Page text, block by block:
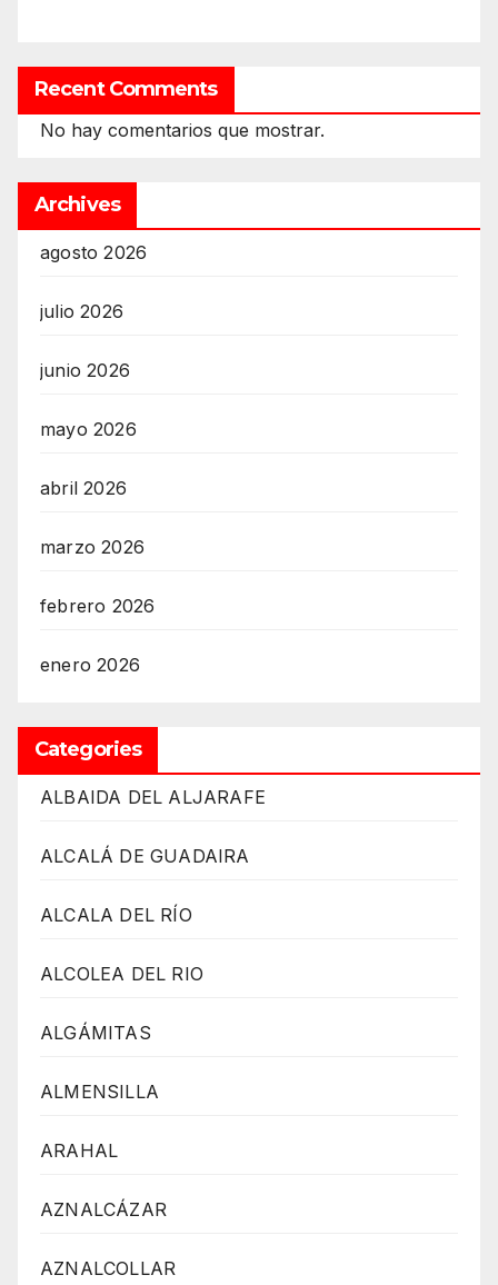
Recent Comments
No hay comentarios que mostrar.
Archives
agosto 2026
julio 2026
junio 2026
mayo 2026
abril 2026
marzo 2026
febrero 2026
enero 2026
Categories
ALBAIDA DEL ALJARAFE
ALCALÁ DE GUADAIRA
ALCALA DEL RÍO
ALCOLEA DEL RIO
ALGÁMITAS
ALMENSILLA
ARAHAL
AZNALCÁZAR
AZNALCOLLAR